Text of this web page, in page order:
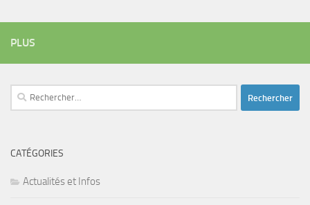
PLUS
Rechercher :
CATÉGORIES
Actualités et Infos